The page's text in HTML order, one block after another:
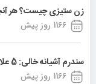
زن ستیزی چیست؟ هر
1166 روز پیش
سندرم آشیانه خالی: 5 علامت و نشانه آن
1166 روز پیش